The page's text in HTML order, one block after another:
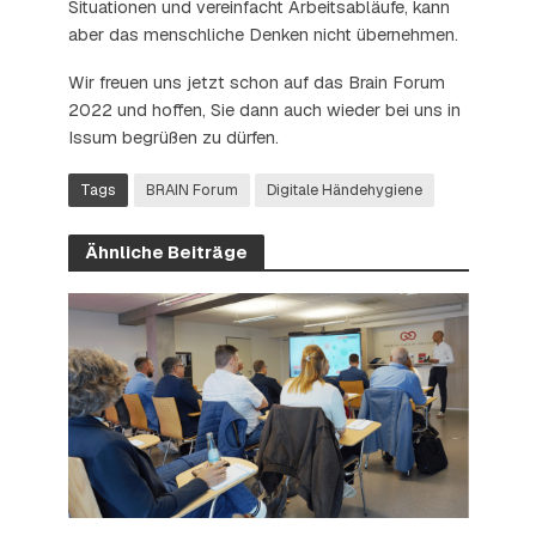
Situationen und vereinfacht Arbeitsabläufe, kann
aber das menschliche Denken nicht übernehmen.
Wir freuen uns jetzt schon auf das Brain Forum
2022 und hoffen, Sie dann auch wieder bei uns in
Issum begrüßen zu dürfen.
Tags BRAIN Forum Digitale Händehygiene
Ähnliche Beiträge